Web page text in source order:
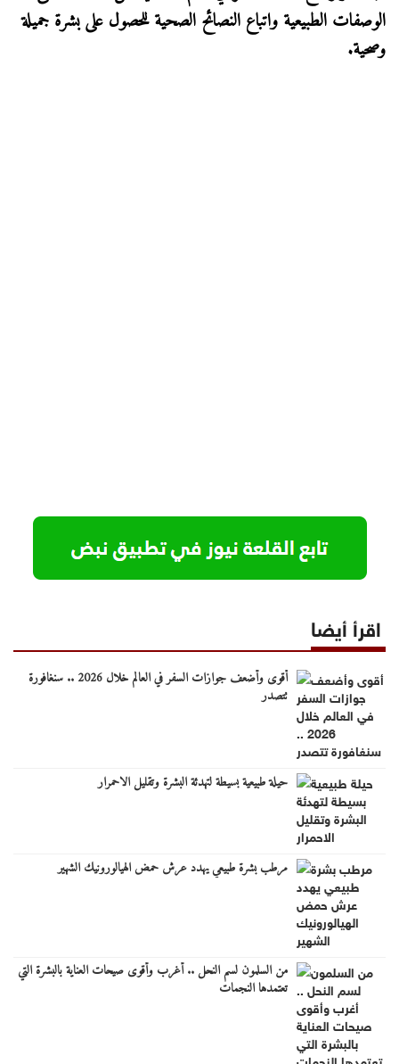
الوصفات الطبيعية واتباع النصائح الصحية للحصول على بشرة جميلة
وصحية.
اقرأ أيضا
أقوى وأضعف جوازات السفر في العالم خلال 2026 .. سنغافورة
تتصدر
حيلة طبيعية بسيطة لتهدئة البشرة وتقليل الاحمرار
مرطب بشرة طبيعي يهدد عرش حمض الهيالورونيك الشهير
من السلمون لسم النحل .. أغرب وأقوى صيحات العناية بالبشرة التي
تعتمدها النجمات